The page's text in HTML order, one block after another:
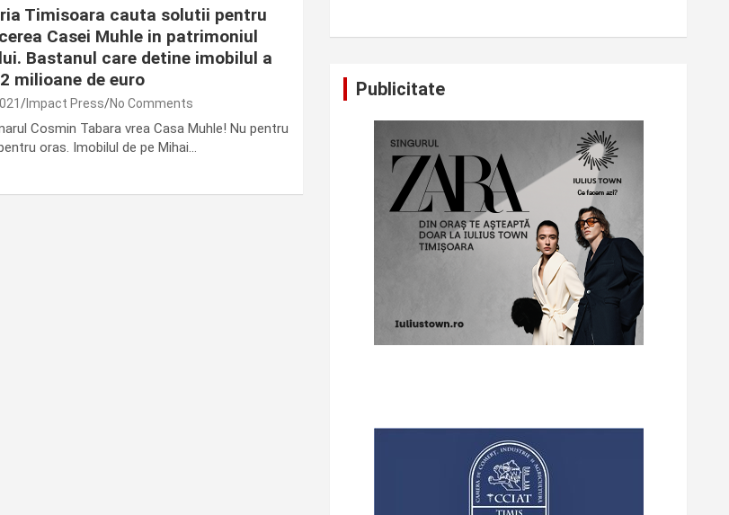
Timisoara cauta solutii pentru
Casei Muhle in patrimoniul
Bastanul care detine imobilul a
milioane de euro
Impact Press No Comments
Cosmin Tabara vrea Casa Muhle! Nu pentru
oras. Imobilul de pe Mihai…
Publicitate